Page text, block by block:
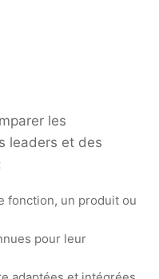
les
leaders et des
fonction, un produit ou
pour leur